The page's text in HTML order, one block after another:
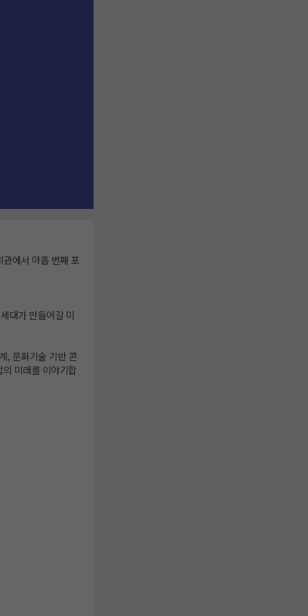
에서 아홉 번째 포
대가 만들어갈 미
, 문화기술 기반 콘
미래를 이야기합